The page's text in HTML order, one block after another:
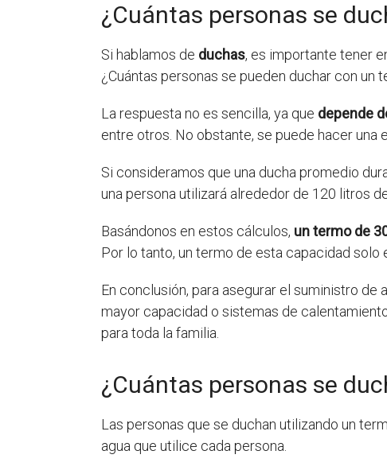
¿Cuántas personas se
Si hablamos de duchas, es importante tener
¿Cuántas personas se pueden duchar con un
La respuesta no es sencilla, ya que depende
entre otros. No obstante, se puede hacer una
Si consideramos que una ducha promedio
una persona utilizará alrededor de 120 litros
Basándonos en estos cálculos, un termo de
Por lo tanto, un termo de esta capacidad solo
En conclusión, para asegurar el suministro
mayor capacidad o sistemas de
para toda la familia.
¿Cuántas personas se
Las personas que se duchan utilizando un
agua que utilice cada persona.